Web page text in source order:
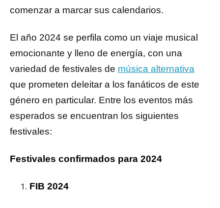
comenzar a marcar sus calendarios.
El año 2024 se perfila como un viaje musical
emocionante y lleno de energía, con una
variedad de festivales de música alternativa
que prometen deleitar a los fanáticos de este
género en particular. Entre los eventos más
esperados se encuentran los siguientes
festivales:
Festivales confirmados para 2024
FIB 2024